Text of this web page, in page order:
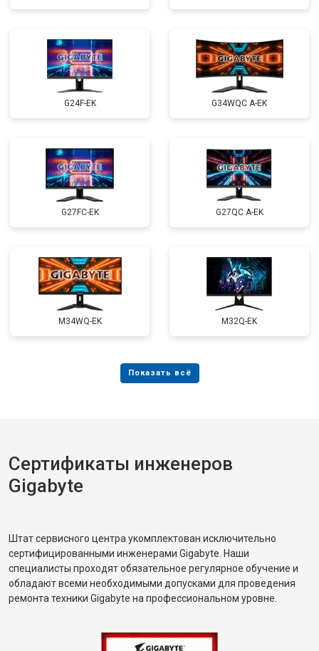
G24F-EK G34WQC A-EK
G27FC-EK G27QC A-EK
M34WQ-EK M32Q-EK
Сертификаты инженеров
Gigabyte
Штат сервисного центра укомплектован исключительно
сертифицированными инженерами Gigabyte. Наши
специалисты проходят обязательное регулярное обучение и
обладают всеми необходимыми допусками для проведения
ремонта техники Gigabyte на профессиональном уровне.